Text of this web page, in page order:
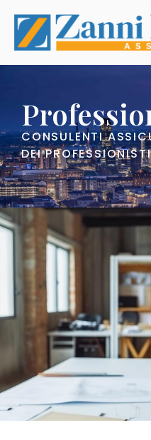
CONSULENTI
DEI PROFESSIONISTI